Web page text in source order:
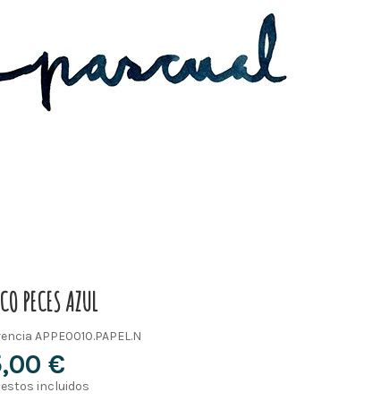
PECES AZUL
APPE0010.PAPEL.N
€
incluidos